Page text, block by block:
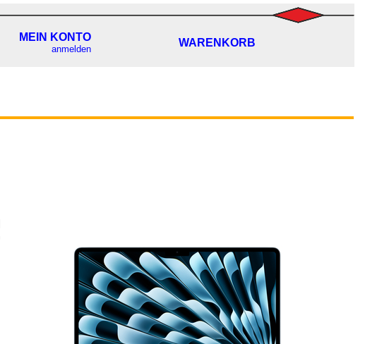
MEIN KONTO
anmelden
WARENKORB